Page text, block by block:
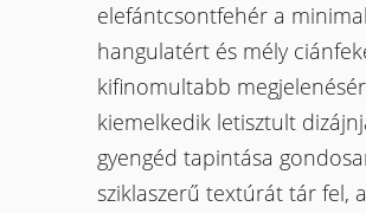
elefántcsontfehér a
hangulatért és mély
kifinomultabb
kiemelkedik letisztult
gyengéd tapintása
sziklaszerű textúrát tár fel,